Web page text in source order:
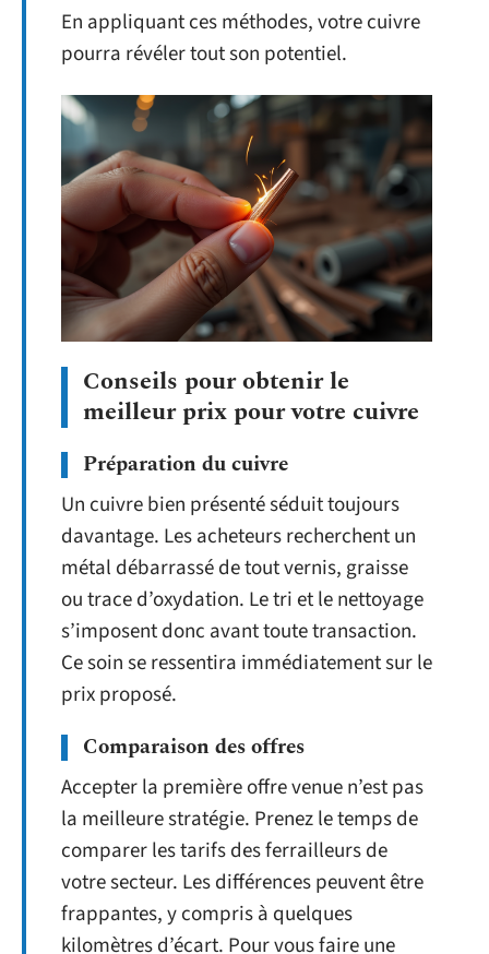
En appliquant ces méthodes, votre cuivre
pourra révéler tout son potentiel.
Conseils pour obtenir le
meilleur prix pour votre cuivre
Préparation du cuivre
Un cuivre bien présenté séduit toujours
davantage. Les acheteurs recherchent un
métal débarrassé de tout vernis, graisse
ou trace d’oxydation. Le tri et le nettoyage
s’imposent donc avant toute transaction.
Ce soin se ressentira immédiatement sur le
prix proposé.
Comparaison des offres
Accepter la première offre venue n’est pas
la meilleure stratégie. Prenez le temps de
comparer les tarifs des ferrailleurs de
votre secteur. Les différences peuvent être
frappantes, y compris à quelques
kilomètres d’écart. Pour vous faire une